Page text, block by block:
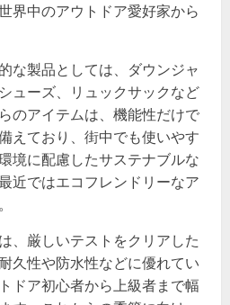
界中のアウトドア愛好家から
な製品としては、ダウンジャ
ューズ、リュックサックなど
のアイテムは、機能性だけで
えており、街中でも使いやす
境に配慮したサステナブルな
近ではエコフレンドリーなア
、厳しいテストをクリアした
久性や防水性などに優れてい
ドア初心者から上級者まで幅